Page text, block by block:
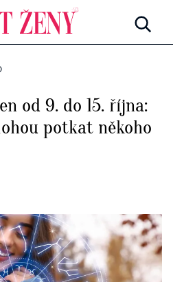
od 9. do 15. října:
potkat někoho